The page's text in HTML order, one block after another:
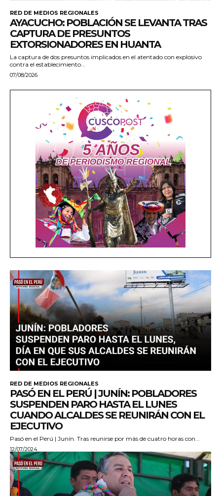
RED DE MEDIOS REGIONALES
AYACUCHO: POBLACIÓN SE LEVANTA TRAS
CAPTURA DE PRESUNTOS
EXTORSIONADORES EN HUANTA
La captura de dos presuntos implicados en el atentado con explosivo
contra el establecimiento...
07/08/2026
RED DE MEDIOS REGIONALES
PASÓ EN EL PERÚ | JUNÍN: POBLADORES
SUSPENDEN PARO HASTA EL LUNES
CUANDO ALCALDES SE REUNIRÁN CON EL
EJECUTIVO
Pasó en el Perú | Junín. Tras reunirse por más de cuatro horas con...
12/07/2024